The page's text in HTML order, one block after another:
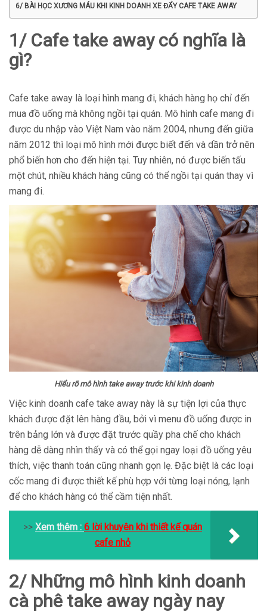
6/ BÀI HỌC XƯƠNG MÁU KHI KINH DOANH XE ĐẨY CAFE TAKE AWAY
1/ Cafe take away có nghĩa là
gì?
Cafe take away là loại hình mang đi, khách hàng họ chỉ đến
mua đồ uống mà không ngồi tại quán. Mô hình cafe mang đi
được du nhập vào Việt Nam vào năm 2004, nhưng đến giữa
năm 2012 thì loại mô hình mới được biết đến và dần trở nên
phổ biến hơn cho đến hiện tại. Tuy nhiên, nó được biến tấu
một chút, nhiều khách hàng cũng có thể ngồi tại quán thay vì
mang đi.
Hiểu rõ mô hình take away trước khi kinh doanh
Việc kinh doanh cafe take away này là sự tiện lợi của thực
khách được đặt lên hàng đầu, bởi vì menu đồ uống được in
trên bảng lớn và được đặt trước quầy pha chế cho khách
hàng dễ dàng nhìn thấy và có thể gọi ngay loại đồ uống yêu
thích, việc thanh toán cũng nhanh gọn lẹ. Đặc biệt là các loại
cốc mang đi được thiết kế phù hợp với từng loại nóng, lạnh
để cho khách hàng có thể cầm tiện nhất.
>> Xem thêm : 6 lời khuyên khi thiết kế quán
cafe nhỏ
2/ Những mô hình kinh doanh
cà phê take away ngày nay